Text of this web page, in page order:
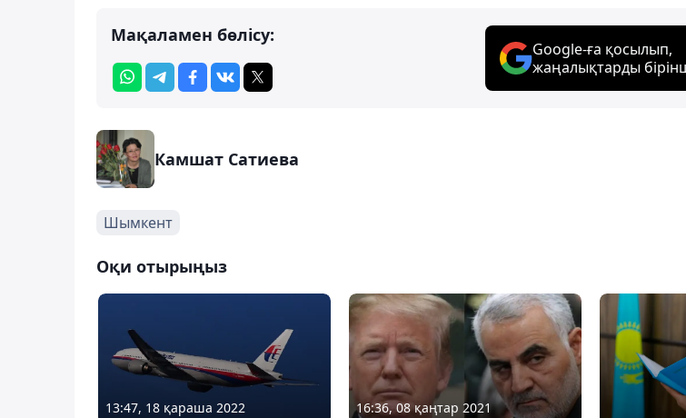
Мақаламен бөлісу:
Google-ға қосылып,
жаңалықтарды
Камшат Сатиева
Шымкент
Оқи отырыңыз
13:47, 18 қараша 2022 16:36, 08 қаңтар 2021